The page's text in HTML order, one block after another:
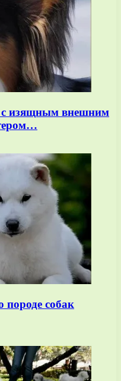
изящным внешним
породе собак